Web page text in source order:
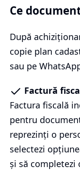
Ce
După
copie plan
sau pe
Factură
Factura fiscală
pentru
reprezinți o
selectezi
și să completezi